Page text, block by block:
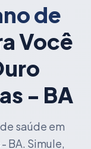
de
Você
- BA
saúde em
BA. Simule,